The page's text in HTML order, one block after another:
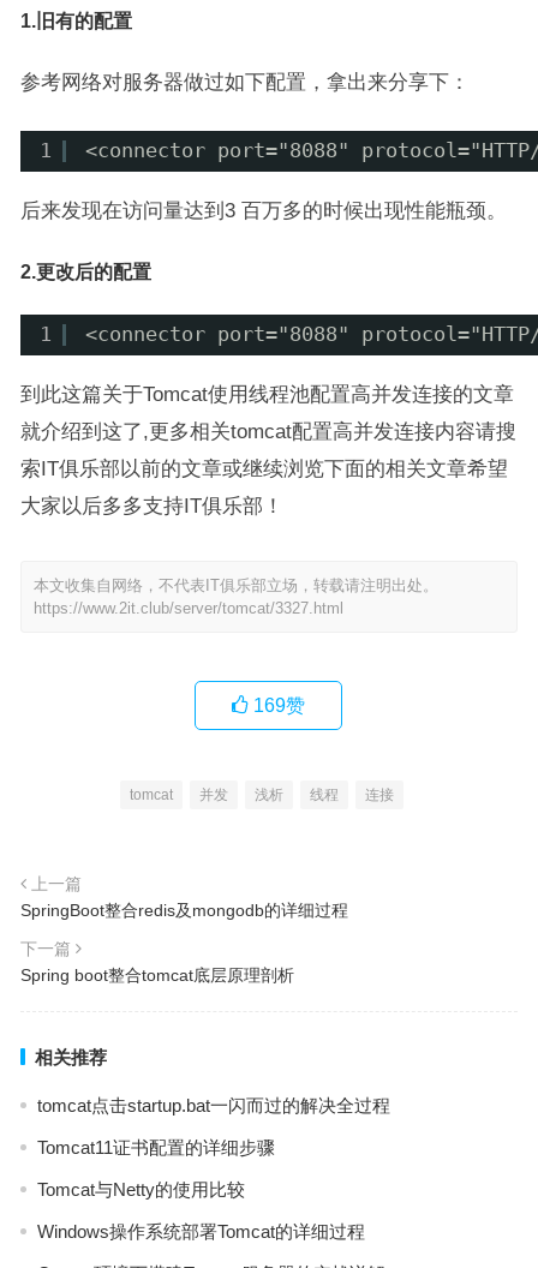
1.旧有的配置
参考网络对服务器做过如下配置，拿出来分享下：
1 <connector port="8088"
后来发现在访问量达到3 百万多的时候出现性能瓶颈。
2.更改后的配置
1 <connector port="8088"
到此这篇关于Tomcat使用线程池配置高并发连接的文章
就介绍到这了,更多相关tomcat配置高并发连接内容请搜
索IT俱乐部以前的文章或继续浏览下面的相关文章希望
大家以后多多支持IT俱乐部！
本文收集自网络，不代表IT俱乐部立场，转载请注明出处。
https://www.2it.club/server/tomcat/3327.html
169赞
tomcat 并发 浅析 线程 连接
上一篇
SpringBoot整合redis及mongodb的详细过程
下一篇
Spring boot整合tomcat底层原理剖析
相关推荐
tomcat点击startup.bat一闪而过的解决全过程
Tomcat11证书配置的详细步骤
Tomcat与Netty的使用比较
Windows操作系统部署Tomcat的详细过程